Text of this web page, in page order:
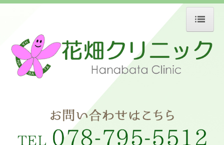
ホーム
医院紹介
新型コロナウィルス感染症対策について
経鼻内視鏡（胃カメラ）